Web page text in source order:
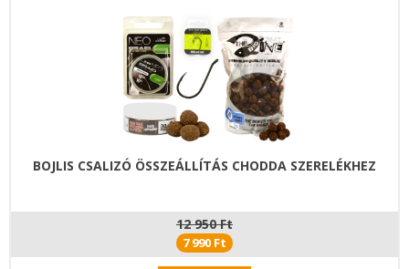
BOJLIS CSALIZÓ ÖSSZEÁLLÍTÁS CHODDA SZERELÉKHEZ
12 950 Ft
7 990 Ft